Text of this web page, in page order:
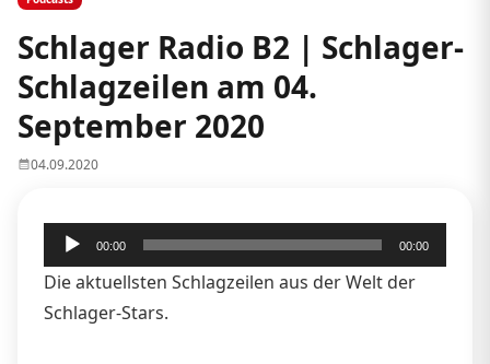
Schlager Radio B2 | Schlager-
Schlagzeilen am 04.
September 2020
04.09.2020
Audio-
Player
00:00 00:00
Die aktuellsten Schlagzeilen aus der Welt der
Schlager-Stars.